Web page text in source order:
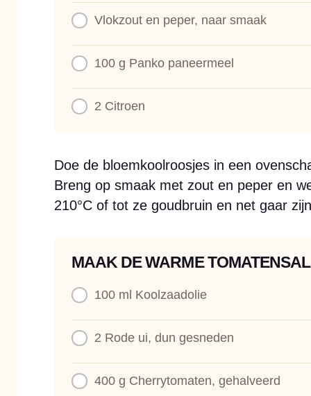
Vlokzout en peper, naar smaak
100 g Panko paneermeel
2 Citroen
Doe de bloemkoolroosjes in een
Breng op smaak met zout en peper en
210°C of tot ze goudbruin en net gaar
MAAK DE WARME
100 ml Koolzaadolie
2 Rode ui, dun gesneden
400 g Cherrytomaten, gehalveerd